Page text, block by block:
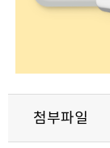
첨부파일